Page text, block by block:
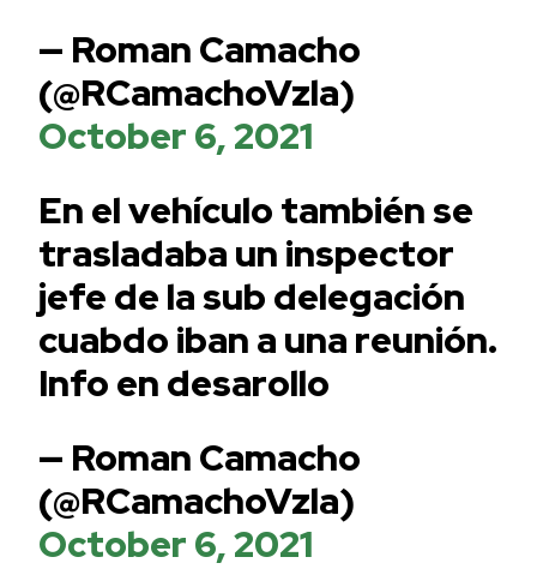
— Roman Camacho
(@RCamachoVzla)
October 6, 2021
En el vehículo también se
trasladaba un inspector
jefe de la sub delegación
cuabdo iban a una reunión.
Info en desarollo
— Roman Camacho
(@RCamachoVzla)
October 6, 2021